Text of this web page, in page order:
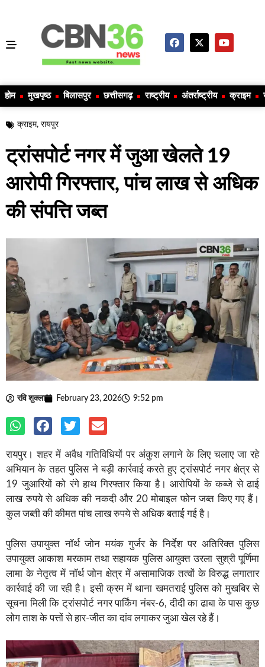
होम मुखपृष्ठ बिलासपुर छत्तीसगढ़ राष्ट्रीय अंतर्राष्ट्रीय क्राइम
क्राइम, रायपुर
ट्रांसपोर्ट नगर में जुआ खेलते 19
आरोपी गिरफ्तार, पांच लाख से अधिक
की संपत्ति जब्त
रवि शुक्ला February 23, 2026 9:52 pm
रायपुर। शहर में अवैध गतिविधियों पर अंकुश लगाने के लिए चलाए जा रहे
अभियान के तहत पुलिस ने बड़ी कार्रवाई करते हुए ट्रांसपोर्ट नगर क्षेत्र से
19 जुआरियों को रंगे हाथ गिरफ्तार किया है। आरोपियों के कब्जे से ढाई
लाख रुपये से अधिक की नकदी और 20 मोबाइल फोन जब्त किए गए हैं।
कुल जब्ती की कीमत पांच लाख रुपये से अधिक बताई गई है।
पुलिस उपायुक्त नॉर्थ जोन मयंक गुर्जर के निर्देश पर अतिरिक्त पुलिस
उपायुक्त आकाश मरकाम तथा सहायक पुलिस आयुक्त उरला सुश्री पूर्णिमा
लामा के नेतृत्व में नॉर्थ जोन क्षेत्र में असामाजिक तत्वों के विरुद्ध लगातार
कार्रवाई की जा रही है। इसी क्रम में थाना खमतराई पुलिस को मुखबिर से
सूचना मिली कि ट्रांसपोर्ट नगर पार्किंग नंबर-6, दीदी का ढाबा के पास कुछ
लोग ताश के पत्तों से हार-जीत का दांव लगाकर जुआ खेल रहे हैं।